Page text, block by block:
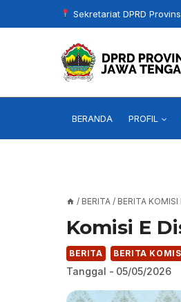
to
Sekretariat DPRD
BERANDA PROFIL
/ BERITA / BERITA KOMISI
Komisi E
BERITA BERITA
Tanggal - 05/05/2026